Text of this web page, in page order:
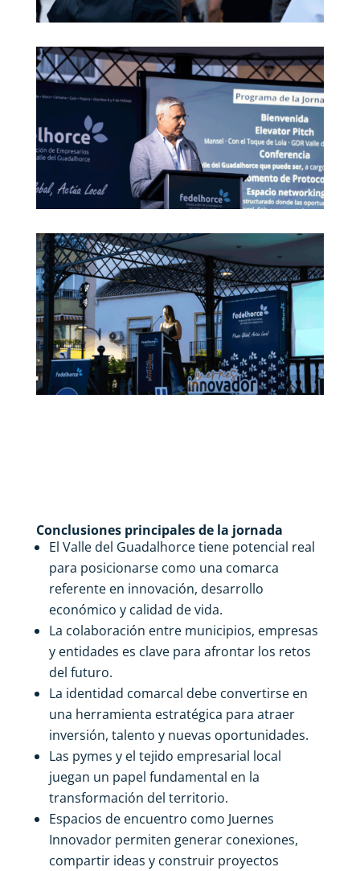
Conclusiones principales de la jornada
El Valle del Guadalhorce tiene potencial real
para posicionarse como una comarca
referente en innovación, desarrollo
económico y calidad de vida.
La colaboración entre municipios, empresas
y entidades es clave para afrontar los retos
del futuro.
La identidad comarcal debe convertirse en
una herramienta estratégica para atraer
inversión, talento y nuevas oportunidades.
Las pymes y el tejido empresarial local
juegan un papel fundamental en la
transformación del territorio.
Espacios de encuentro como Juernes
Innovador permiten generar conexiones,
compartir ideas y construir proyectos